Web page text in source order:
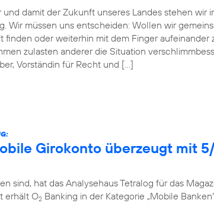
damit der Zukunft unseres Landes stehen wir
Wir müssen uns entscheiden: Wollen wir
finden oder weiterhin mit dem Finger aufeinander
zulasten anderer die Situation
Vorständin für Recht und […]
Girokonto überzeugt mit
sind, hat das Analysehaus Tetralog für das
erhält O2 Banking in der Kategorie „Mobile